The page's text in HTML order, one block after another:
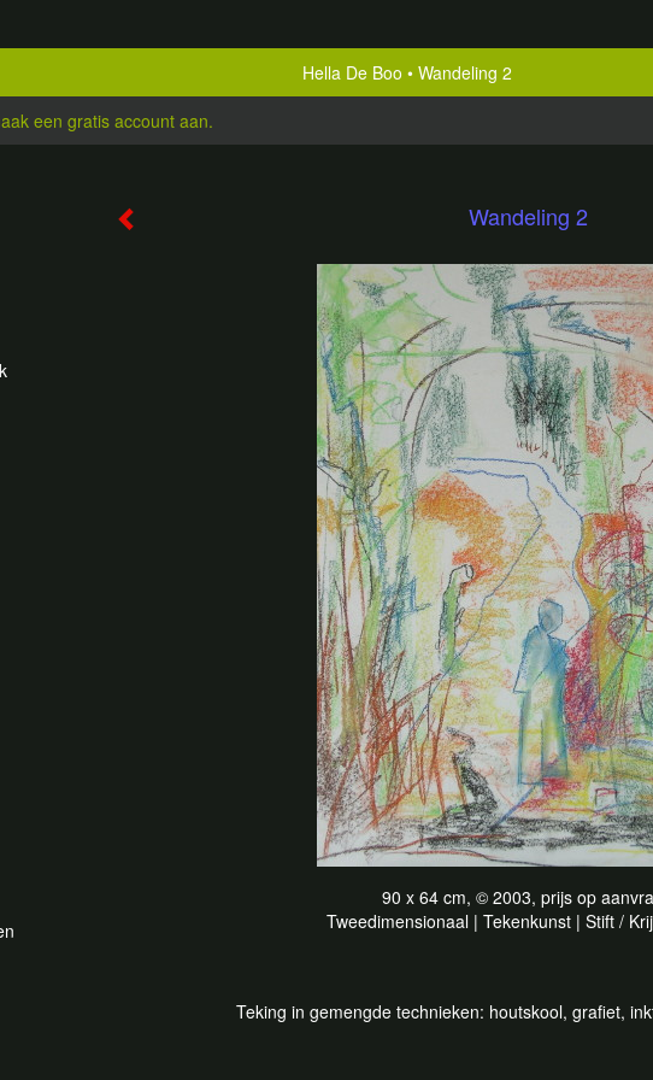
Hella De Boo
Wandeling 2
een gratis account aan.
Wandeling 2
90 x 64 cm, © 2003, prijs op
Tweedimensionaal | Tekenkunst | Stift /
Teking in gemengde technieken: houtskool, grafiet,